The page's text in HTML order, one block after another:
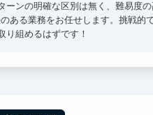
ーンの明確な区別は無く、難易度
ある業務をお任せします。挑戦的
り組めるはずです！